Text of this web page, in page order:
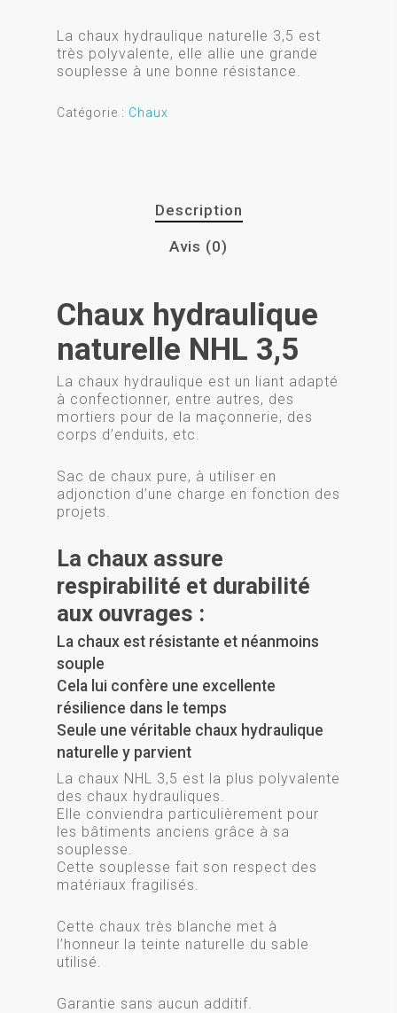
La chaux hydraulique naturelle 3,5 est
très polyvalente, elle allie une grande
souplesse à une bonne résistance.
Catégorie : Chaux
Description
Avis (0)
Chaux hydraulique
naturelle NHL 3,5
La chaux hydraulique est un liant adapté
à confectionner, entre autres, des
mortiers pour de la maçonnerie, des
corps d’enduits, etc.
Sac de chaux pure, à utiliser en
adjonction d’une charge en fonction des
projets.
La chaux assure
respirabilité et durabilité
aux ouvrages :
La chaux est résistante et néanmoins
souple
Cela lui confère une excellente
résilience dans le temps
Seule une véritable chaux hydraulique
naturelle y parvient
La chaux NHL 3,5 est la plus polyvalente
des chaux hydrauliques.
Elle conviendra particulièrement pour
les bâtiments anciens grâce à sa
souplesse.
Cette souplesse fait son respect des
matériaux fragilisés.
Cette chaux très blanche met à
l’honneur la teinte naturelle du sable
utilisé.
Garantie sans aucun additif.